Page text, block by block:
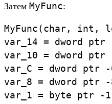
За­тем MyFunc:
MyFunc(char, int ,
var_14 = dword ptr
var_10 = dword ptr
var_C = dword ptr -
var_8 = dword ptr -
var_1 = byte ptr - 1